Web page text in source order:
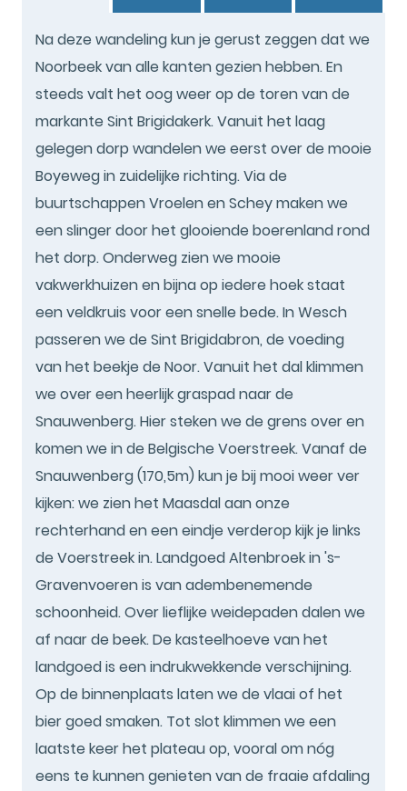
Na deze wandeling kun je gerust zeggen dat we
Noorbeek van alle kanten gezien hebben. En
steeds valt het oog weer op de toren van de
markante Sint Brigidakerk. Vanuit het laag
gelegen dorp wandelen we eerst over de mooie
Boyeweg in zuidelijke richting. Via de
buurtschappen Vroelen en Schey maken we
een slinger door het glooiende boerenland rond
het dorp. Onderweg zien we mooie
vakwerkhuizen en bijna op iedere hoek staat
een veldkruis voor een snelle bede. In Wesch
passeren we de Sint Brigidabron, de voeding
van het beekje de Noor. Vanuit het dal klimmen
we over een heerlijk graspad naar de
Snauwenberg. Hier steken we de grens over en
komen we in de Belgische Voerstreek. Vanaf de
Snauwenberg (170,5m) kun je bij mooi weer ver
kijken: we zien het Maasdal aan onze
rechterhand en een eindje verderop kijk je links
de Voerstreek in. Landgoed Altenbroek in 's-
Gravenvoeren is van adembenemende
schoonheid. Over lieflijke weidepaden dalen we
af naar de beek. De kasteelhoeve van het
landgoed is een indrukwekkende verschijning.
Op de binnenplaats laten we de vlaai of het
bier goed smaken. Tot slot klimmen we een
laatste keer het plateau op, vooral om nóg
eens te kunnen genieten van de fraaie afdaling